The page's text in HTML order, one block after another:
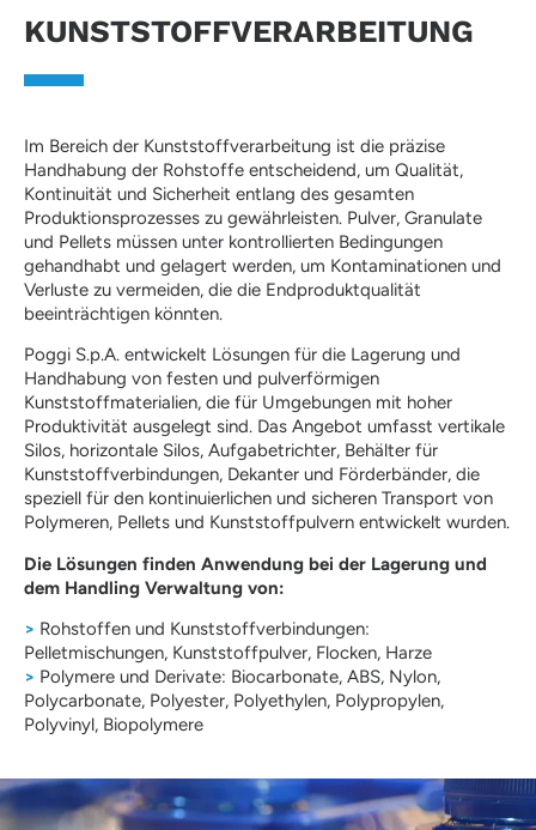
KUNSTSTOFFVERARBEITUNG
Im Bereich der Kunststoffverarbeitung ist die präzise
Handhabung der Rohstoffe entscheidend, um Qualität,
Kontinuität und Sicherheit entlang des gesamten
Produktionsprozesses zu gewährleisten. Pulver, Granulate
und Pellets müssen unter kontrollierten Bedingungen
gehandhabt und gelagert werden, um Kontaminationen und
Verluste zu vermeiden, die die Endproduktqualität
beeinträchtigen könnten.
Poggi S.p.A. entwickelt Lösungen für die Lagerung und
Handhabung von festen und pulverförmigen
Kunststoffmaterialien, die für Umgebungen mit hoher
Produktivität ausgelegt sind. Das Angebot umfasst vertikale
Silos, horizontale Silos, Aufgabetrichter, Behälter für
Kunststoffverbindungen, Dekanter und Förderbänder, die
speziell für den kontinuierlichen und sicheren Transport von
Polymeren, Pellets und Kunststoffpulvern entwickelt wurden.
Die Lösungen finden Anwendung bei der Lagerung und
dem Handling Verwaltung von:
> Rohstoffen und Kunststoffverbindungen:
Pelletmischungen, Kunststoffpulver, Flocken, Harze
> Polymere und Derivate: Biocarbonate, ABS, Nylon,
Polycarbonate, Polyester, Polyethylen, Polypropylen,
Polyvinyl, Biopolymere